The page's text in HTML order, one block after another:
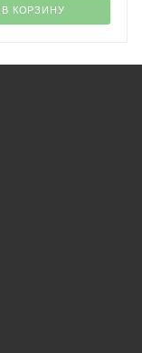
В КОРЗИНУ